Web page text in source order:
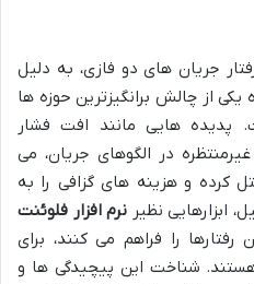
جریان های دو فازی، به دلیل
از چالش برانگیزترین حوزه ها
پدیده هایی مانند افت فشار
در الگوهای جریان، می
کرده و هزینه های گزافی را به
ابزارهایی نظیر نرم افزار فلوئنت
را فراهم می کنند، برای
شناخت این پیچیدگی ها و